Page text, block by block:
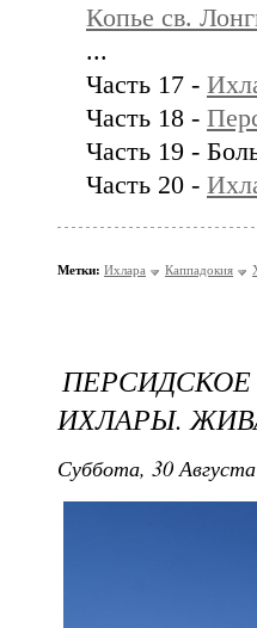
Копье св.
...
Часть 17 -
Часть 18 -
Часть 19 -
Часть 20 -
Метки: Ихлара Каппадокия
ИХЛАРЫ.
Суббота, 30